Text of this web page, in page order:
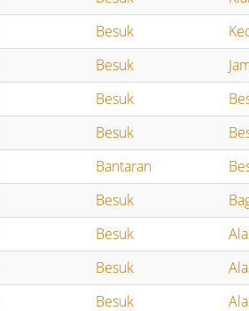
Besuk
Besuk
Besuk
Besuk
Bantaran
Besuk
Besuk
Besuk
Besuk